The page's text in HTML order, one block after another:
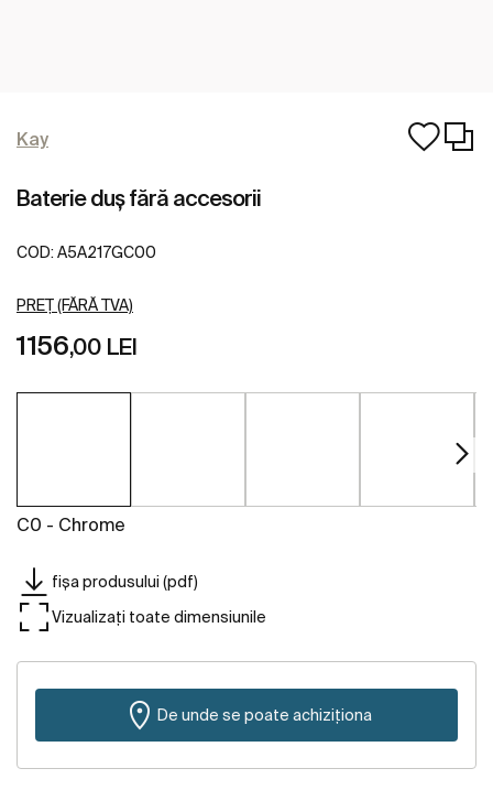
Kay
Baterie duș fără accesorii
COD: A5A217GC00
PREȚ (FĂRĂ TVA)
1156,00 LEI
C0 - Chrome
fișa produsului (pdf)
Vizualizați toate dimensiunile
De unde se poate achiziționa